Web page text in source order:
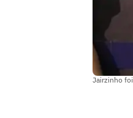
Jairzinho